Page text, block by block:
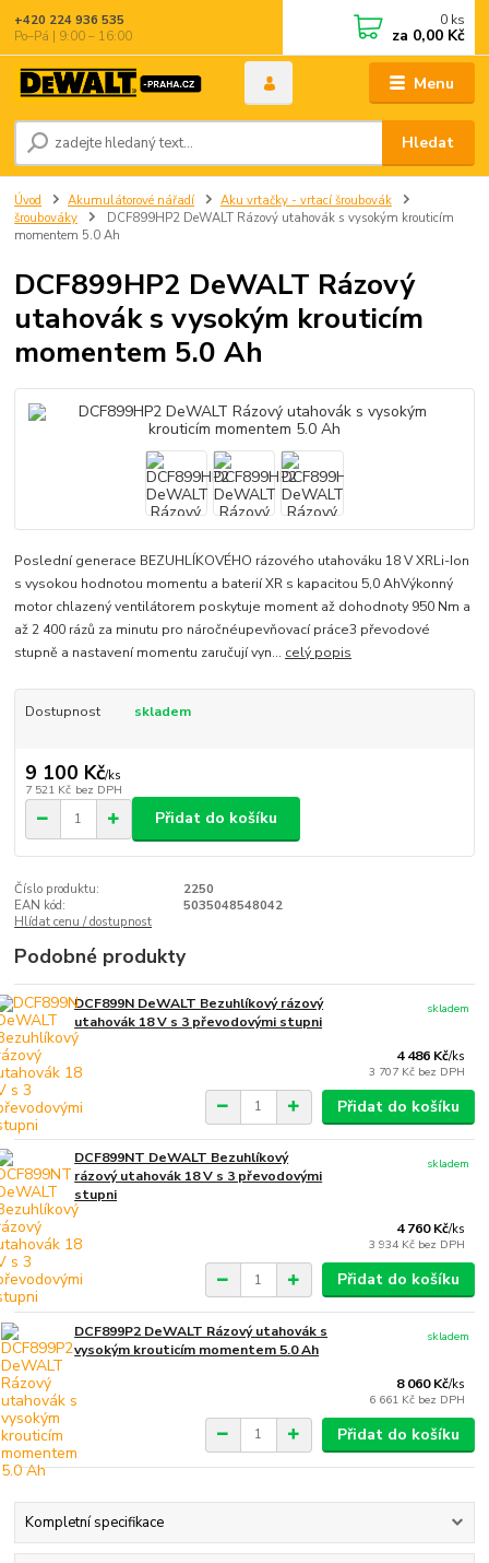
Menu
Hledat
+420 224 936 535
Po–Pá | 9:00 – 16:00
0 ks
za 0,00 Kč
Úvod Akumulátorové nářadí
Aku vrtačky - vrtací šroubovák
šroubováky
DCF899HP2 DeWALT Rázový utahovák s vysokým krouticím
momentem 5.0 Ah
DCF899HP2 DeWALT Rázový
utahovák s vysokým krouticím
momentem 5.0 Ah
Poslední generace BEZUHLÍKOVÉHO rázového utahováku 18 V XRLi-Ion
s vysokou hodnotou momentu a baterií XR s kapacitou 5,0 AhVýkonný
motor chlazený ventilátorem poskytuje moment až dohodnoty 950 Nm a
až 2 400 rázů za minutu pro náročnéupevňovací práce3 převodové
stupně a nastavení momentu zaručují vyn... celý popis
Dostupnost skladem
9 100 Kč/ks
7 521 Kč bez DPH
Přidat do košíku
Číslo produktu:
2250
EAN kód:
5035048548042
Hlídat cenu / dostupnost
Podobné produkty
DCF899N DeWALT Bezuhlíkový rázový
utahovák 18 V s 3 převodovými stupni
4 486 Kč/ks
3 707 Kč bez DPH
skladem
Přidat do košíku
DCF899NT DeWALT Bezuhlíkový
rázový utahovák 18 V s 3 převodovými
stupni
4 760 Kč/ks
3 934 Kč bez DPH
skladem
Přidat do košíku
DCF899P2 DeWALT Rázový utahovák s
vysokým krouticím momentem 5.0 Ah
8 060 Kč/ks
6 661 Kč bez DPH
skladem
Přidat do košíku
Kompletní specifikace